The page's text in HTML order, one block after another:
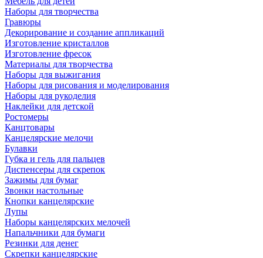
Наборы для творчества
Гравюры
Декорирование и создание аппликаций
Изготовление кристаллов
Изготовление фресок
Материалы для творчества
Наборы для выжигания
Наборы для рисования и моделирования
Наборы для рукоделия
Наклейки для детской
Ростомеры
Канцтовары
Канцелярские мелочи
Булавки
Губка и гель для пальцев
Диспенсеры для скрепок
Зажимы для бумаг
Звонки настольные
Кнопки канцелярские
Лупы
Наборы канцелярских мелочей
Напальчники для бумаги
Резинки для денег
Скрепки канцелярские